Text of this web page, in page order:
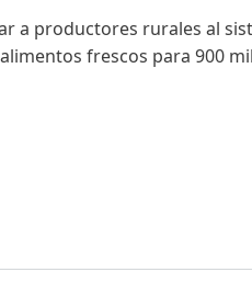
a productores rurales al
frescos para 900